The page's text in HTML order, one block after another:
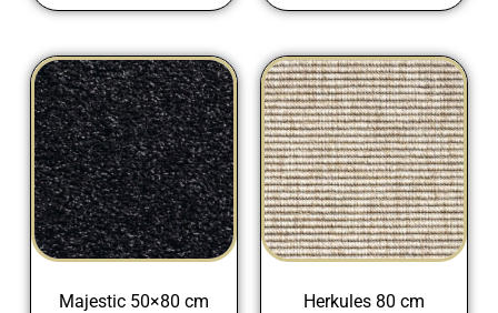
Majestic 50×80 cm Herkules 80 cm